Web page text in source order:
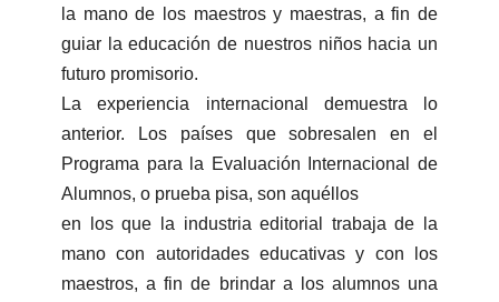
la mano de los maestros y maestras, a fin de
guiar la educación de nuestros niños hacia un
futuro promisorio.
La experiencia internacional demuestra lo
anterior. Los países que sobresalen en el
Programa para la Evaluación Internacional de
Alumnos, o prueba pisa, son aquéllos
en los que la industria editorial trabaja de la
mano con autoridades educativas y con los
maestros, a fin de brindar a los alumnos una